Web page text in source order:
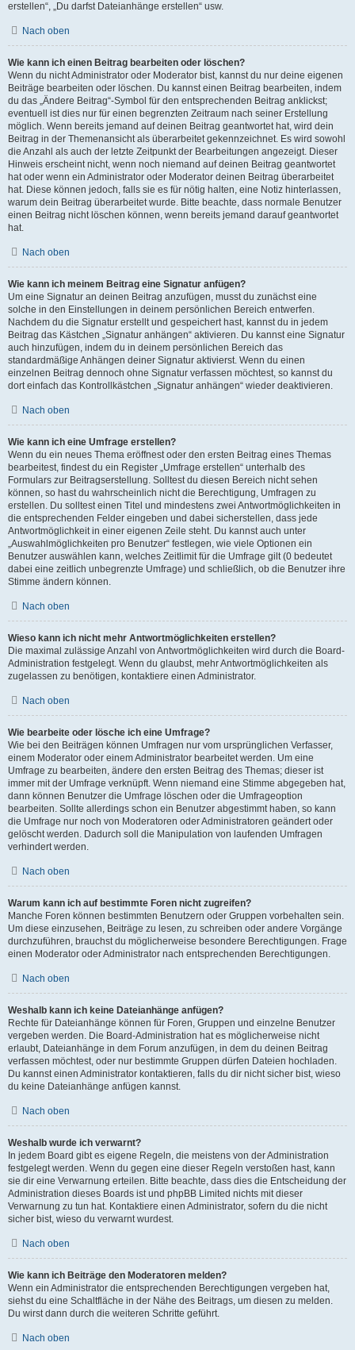
erstellen“, „Du darfst Dateianhänge erstellen“ usw.
Nach oben
Wie kann ich einen Beitrag bearbeiten oder löschen?
Wenn du nicht Administrator oder Moderator bist, kannst du nur deine eigenen
Beiträge bearbeiten oder löschen. Du kannst einen Beitrag bearbeiten, indem
du das „Ändere Beitrag“-Symbol für den entsprechenden Beitrag anklickst;
eventuell ist dies nur für einen begrenzten Zeitraum nach seiner Erstellung
möglich. Wenn bereits jemand auf deinen Beitrag geantwortet hat, wird dein
Beitrag in der Themenansicht als überarbeitet gekennzeichnet. Es wird sowohl
die Anzahl als auch der letzte Zeitpunkt der Bearbeitungen angezeigt. Dieser
Hinweis erscheint nicht, wenn noch niemand auf deinen Beitrag geantwortet
hat oder wenn ein Administrator oder Moderator deinen Beitrag überarbeitet
hat. Diese können jedoch, falls sie es für nötig halten, eine Notiz hinterlassen,
warum dein Beitrag überarbeitet wurde. Bitte beachte, dass normale Benutzer
einen Beitrag nicht löschen können, wenn bereits jemand darauf geantwortet
hat.
Nach oben
Wie kann ich meinem Beitrag eine Signatur anfügen?
Um eine Signatur an deinen Beitrag anzufügen, musst du zunächst eine
solche in den Einstellungen in deinem persönlichen Bereich entwerfen.
Nachdem du die Signatur erstellt und gespeichert hast, kannst du in jedem
Beitrag das Kästchen „Signatur anhängen“ aktivieren. Du kannst eine Signatur
auch hinzufügen, indem du in deinem persönlichen Bereich das
standardmäßige Anhängen deiner Signatur aktivierst. Wenn du einen
einzelnen Beitrag dennoch ohne Signatur verfassen möchtest, so kannst du
dort einfach das Kontrollkästchen „Signatur anhängen“ wieder deaktivieren.
Nach oben
Wie kann ich eine Umfrage erstellen?
Wenn du ein neues Thema eröffnest oder den ersten Beitrag eines Themas
bearbeitest, findest du ein Register „Umfrage erstellen“ unterhalb des
Formulars zur Beitragserstellung. Solltest du diesen Bereich nicht sehen
können, so hast du wahrscheinlich nicht die Berechtigung, Umfragen zu
erstellen. Du solltest einen Titel und mindestens zwei Antwortmöglichkeiten in
die entsprechenden Felder eingeben und dabei sicherstellen, dass jede
Antwortmöglichkeit in einer eigenen Zeile steht. Du kannst auch unter
„Auswahlmöglichkeiten pro Benutzer“ festlegen, wie viele Optionen ein
Benutzer auswählen kann, welches Zeitlimit für die Umfrage gilt (0 bedeutet
dabei eine zeitlich unbegrenzte Umfrage) und schließlich, ob die Benutzer ihre
Stimme ändern können.
Nach oben
Wieso kann ich nicht mehr Antwortmöglichkeiten erstellen?
Die maximal zulässige Anzahl von Antwortmöglichkeiten wird durch die Board-
Administration festgelegt. Wenn du glaubst, mehr Antwortmöglichkeiten als
zugelassen zu benötigen, kontaktiere einen Administrator.
Nach oben
Wie bearbeite oder lösche ich eine Umfrage?
Wie bei den Beiträgen können Umfragen nur vom ursprünglichen Verfasser,
einem Moderator oder einem Administrator bearbeitet werden. Um eine
Umfrage zu bearbeiten, ändere den ersten Beitrag des Themas; dieser ist
immer mit der Umfrage verknüpft. Wenn niemand eine Stimme abgegeben hat,
dann können Benutzer die Umfrage löschen oder die Umfrageoption
bearbeiten. Sollte allerdings schon ein Benutzer abgestimmt haben, so kann
die Umfrage nur noch von Moderatoren oder Administratoren geändert oder
gelöscht werden. Dadurch soll die Manipulation von laufenden Umfragen
verhindert werden.
Nach oben
Warum kann ich auf bestimmte Foren nicht zugreifen?
Manche Foren können bestimmten Benutzern oder Gruppen vorbehalten sein.
Um diese einzusehen, Beiträge zu lesen, zu schreiben oder andere Vorgänge
durchzuführen, brauchst du möglicherweise besondere Berechtigungen. Frage
einen Moderator oder Administrator nach entsprechenden Berechtigungen.
Nach oben
Weshalb kann ich keine Dateianhänge anfügen?
Rechte für Dateianhänge können für Foren, Gruppen und einzelne Benutzer
vergeben werden. Die Board-Administration hat es möglicherweise nicht
erlaubt, Dateianhänge in dem Forum anzufügen, in dem du deinen Beitrag
verfassen möchtest, oder nur bestimmte Gruppen dürfen Dateien hochladen.
Du kannst einen Administrator kontaktieren, falls du dir nicht sicher bist, wieso
du keine Dateianhänge anfügen kannst.
Nach oben
Weshalb wurde ich verwarnt?
In jedem Board gibt es eigene Regeln, die meistens von der Administration
festgelegt werden. Wenn du gegen eine dieser Regeln verstoßen hast, kann
sie dir eine Verwarnung erteilen. Bitte beachte, dass dies die Entscheidung der
Administration dieses Boards ist und phpBB Limited nichts mit dieser
Verwarnung zu tun hat. Kontaktiere einen Administrator, sofern du die nicht
sicher bist, wieso du verwarnt wurdest.
Nach oben
Wie kann ich Beiträge den Moderatoren melden?
Wenn ein Administrator die entsprechenden Berechtigungen vergeben hat,
siehst du eine Schaltfläche in der Nähe des Beitrags, um diesen zu melden.
Du wirst dann durch die weiteren Schritte geführt.
Nach oben